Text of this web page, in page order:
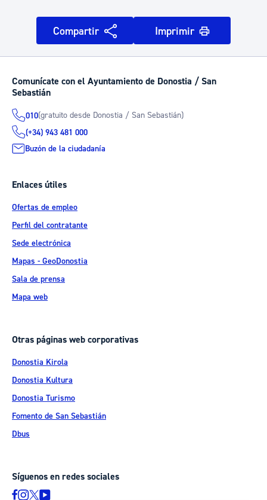
Compartir Imprimir
Comunícate con el Ayuntamiento de Donostia / San
Sebastián
010(gratuito desde Donostia / San Sebastián)
(+34) 943 481 000
Buzón de la ciudadanía
Enlaces útiles
Ofertas de empleo
Perfil del contratante
Sede electrónica
Mapas - GeoDonostia
Sala de prensa
Mapa web
Otras páginas web corporativas
Donostia Kirola
Donostia Kultura
Donostia Turismo
Fomento de San Sebastián
Dbus
Síguenos en redes sociales